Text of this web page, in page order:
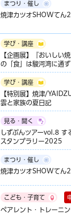
まつり・催し
焼津カツオSHOWてん
学び・講座
【企画展】『おいしい
の「食」は駿河湾に通ず
学び・講座
【特別展】焼津/
雲と家族の夏日記
見る・聞く
しずぶんツアーvol.8 す
スタンプラリー2025
まつり・催し
焼津カツオSHOWてん
こども・子育て
ペアレント・トレーニ